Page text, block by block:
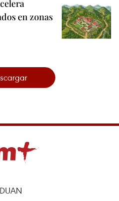
en zonas